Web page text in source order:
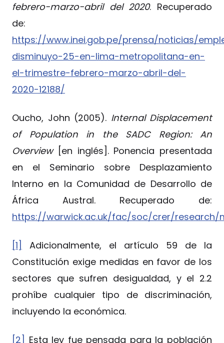
febrero-marzo-abril del 2020. Recuperado
de:
https://www.inei.gob.pe/prensa/noticias/
disminuyo-25-en-lima-metropolitana-en-
el-trimestre-febrero-marzo-abril-del-
2020-12188/
Oucho, John (2005). Internal Displacement
of Population in the SADC Region: An
Overview[en inglés]. Ponencia presentada
en el Seminario sobre Desplazamiento
Interno en la Comunidad de Desarrollo de
África Austral. Recuperado de:
https://warwick.ac.uk/fac/soc/crer/
[1]
Adicionalmente, el artículo 59 de la
Constitución exige medidas en favor de los
sectores que sufren desigualdad, y el 2.2
prohíbe cualquier tipo de discriminación,
incluyendo la económica.
[2] Esta ley fue pensada para la población